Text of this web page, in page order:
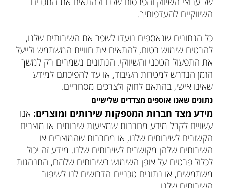
השיווקיים להעדפותיך.
כל הנתונים שנאספים נועדו לשפר את השירותים שלנו,
להבטיח שימוש בטוח, להתאים את חוויית המשתמש ולייעל
את התפעול הטכני והשיווקי. הנתונים נשמרים רק למשך
הזמן הנדרש למטרות העיבוד, או עד להפיכתם למידע
שאינו אישי, בהתאם לחוק ולצרכים מסחריים.
נתונים שאנו אוספים מצדדים שלישיים
מידע מצד חברות המספקות שירותים ומוצרים: אנו
עשויים לקבל מידע מחברות שמציעות שירותים או מוצרים
הקשורים לשירותים שלנו, או מחברות שהמוצרים או
השירותים שלהן מקושרים לשירותים שלנו. מידע זה יכול
לכלול פרטים על אופן השימוש בשירותים שלהם, התנהגות
משתמשים, או נתונים טכניים הדרושים לנו לשיפור